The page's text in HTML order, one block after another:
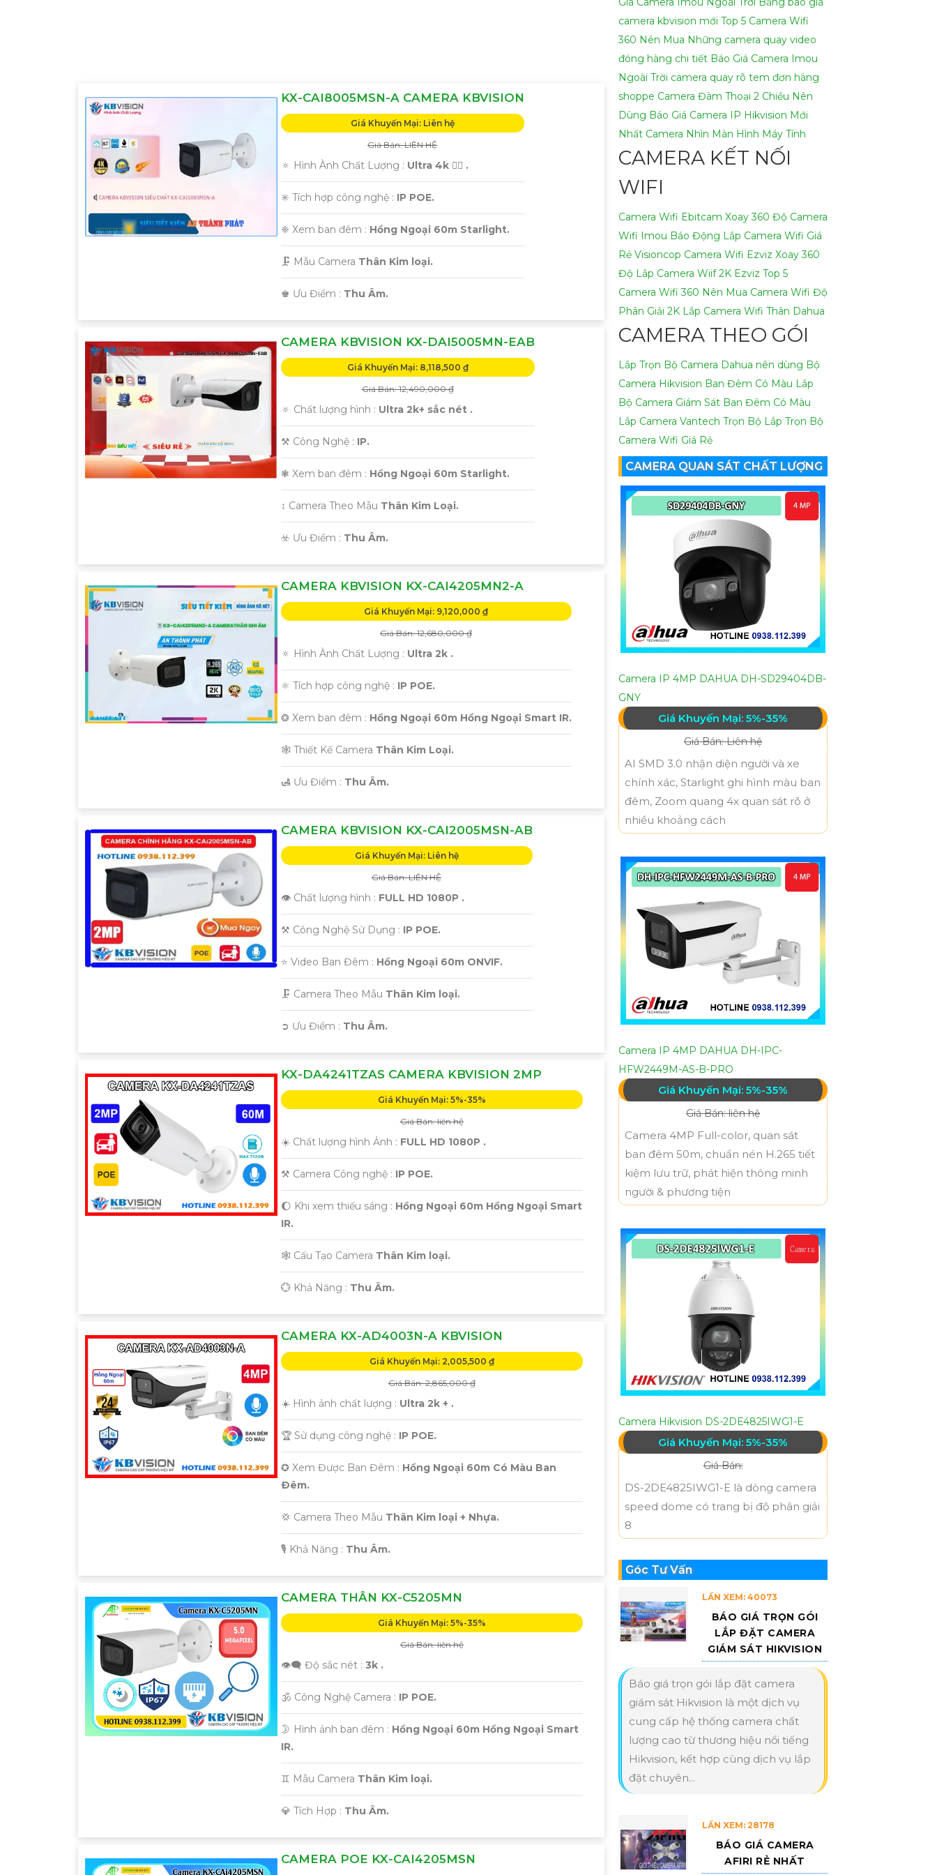
Nếu cần thêm bất kỳ thông tin hay sự điều chỉnh nào, hãy Cung cấp cho công trình biết để Từng công trình có thể hỗ trợ bạn tốt hơn.
KX-CAI8005MSN-A CAMERA KBVISION
Giá Khuyến Mại: Liên hệ
Giá Bán: LIÊN HỆ
🔅 Hình Ành Chất Lượng : Ultra 4k 👍🏾 .
✳️ Tích hợp công nghệ : IP POE.
❈ Xem ban đêm : Hồng Ngoại 60m Starlight.
🗜️ Mẫu Camera Thân Kim loại.
️♚ Ưu Điểm : Thu Âm.
CAMERA KBVISION KX-DAI5005MN-EAB
Giá Khuyến Mại: 8,118,500 ₫
Giá Bán: 12,490,000 ₫
🔅 Chất lượng hình : Ultra 2k+ sắc nét .
⚒ Công Nghệ : IP.
❃ Xem ban đêm : Hồng Ngoại 60m Starlight.
↕️ Camera Theo Mẫu Thân Kim Loại.
️☣️ Ưu Điểm : Thu Âm.
CAMERA KBVISION KX-CAI4205MN2-A
Giá Khuyến Mại: 9,120,000 ₫
Giá Bán: 12,680,000 ₫
🔅 Hình Ành Chất Lượng : Ultra 2k .
⚛️ Tích hợp công nghệ : IP POE.
❂ Xem ban đêm : Hồng Ngoại 60m Hồng Ngoại Smart IR.
🕸️ Thiết Kế Camera Thân Kim Loại.
️🛃 Ưu Điểm : Thu Âm.
CAMERA KBVISION KX-CAI2005MSN-AB
Giá Khuyến Mại: Liên hệ
Giá Bán: LIÊN HỆ
👁 Chất lượng hình : FULL HD 1080P .
⚒ Công Nghệ Sử Dụng : IP POE.
⭐ Video Ban Đêm : Hồng Ngoại 60m ONVIF.
🗜️ Camera Theo Mẫu Thân Kim loại.
️➲ Ưu Điểm : Thu Âm.
KX-DA4241TZAS CAMERA KBVISION 2MP
Giá Khuyến Mại: 5%-35%
Giá Bán: liên hệ
☀️ Chất lượng hình Ảnh : FULL HD 1080P .
⚒ Camera Công nghệ : IP POE.
🌔 Khi xem thiếu sáng : Hồng Ngoại 60m Hồng Ngoại Smart
IR.
🕸️ Cấu Tạo Camera Thân Kim loại.
️💮 Khả Năng : Thu Âm.
CAMERA KX-AD4003N-A KBVISION
Giá Khuyến Mại: 2,005,500 ₫
Giá Bán: 2,865,000 ₫
☀️ Hình ảnh chất lượng : Ultra 2k + .
🏆 Sử dụng công nghệ : IP POE.
✪ Xem Được Ban Đêm : Hồng Ngoại 60m Có Màu Ban
Ðêm.
💢 Camera Theo Mẫu Thân Kim loại + Nhựa.
️🎙 Khả Năng : Thu Âm.
CAMERA THÂN KX-C5205MN
Giá Khuyến Mại: 5%-35%
Giá Bán: liên hệ
👁️‍🗨 Độ sắc nét : 3k .
🕉️ Công Nghệ Camera : IP POE.
🌛 Hình ảnh ban đêm : Hồng Ngoại 60m Hồng Ngoại Smart
IR.
♊ Mẫu Camera Thân Kim loại.
️💎 Tích Hợp : Thu Âm.
CAMERA POE KX-CAI4205MSN
camera kbvision mới Top 5 Camera Wifi
360 Nên Mua Những camera quay video
đóng hàng chi tiết Báo Giá Camera Imou
Ngoài Trời camera quay rõ tem đơn hàng
shoppe Camera Đàm Thoại 2 Chiều Nên
Dùng Báo Giá Camera IP Hikvision Mới
Nhất Camera Nhìn Màn Hình Máy Tính
CAMERA KẾT NỐI
WIFI
Camera Wifi Ebitcam Xoay 360 Độ Camera
Wifi Imou Báo Động Lắp Camera Wifi Giá
Rẻ Visioncop Camera Wifi Ezviz Xoay 360
Độ Lắp Camera Wiif 2K Ezviz Top 5
Camera Wifi 360 Nên Mua Camera Wifi Độ
Phân Giải 2K Lắp Camera Wifi Thân Dahua
CAMERA THEO GÓI
Lắp Trọn Bộ Camera Dahua nên dùng Bộ
Camera Hikvision Ban Đêm Có Màu Lắp
Bộ Camera Giám Sát Ban Đêm Có Màu
Lắp Camera Vantech Trọn Bộ Lắp Trọn Bộ
Camera Wifi Giá Rẻ
CAMERA QUAN SÁT CHẤT LƯỢNG
Camera IP 4MP DAHUA DH-SD29404DB-
GNY
Giá Khuyến Mại: 5%-35%
Giá Bán: Liên hệ
AI SMD 3.0 nhận diện người và xe
chính xác, Starlight ghi hình màu ban
đêm, Zoom quang 4x quan sát rõ ở
nhiều khoảng cách
Camera IP 4MP DAHUA DH-IPC-
HFW2449M-AS-B-PRO
Giá Khuyến Mại: 5%-35%
Giá Bán: liên hệ
Camera 4MP Full-color, quan sát
ban đêm 50m, chuẩn nén H.265 tiết
kiệm lưu trữ, phát hiện thông minh
người & phương tiện
Camera Hikvision DS-2DE4825IWG1-E
Giá Khuyến Mại: 5%-35%
Giá Bán:
DS-2DE4825IWG1-E là dòng camera
speed dome có trang bị độ phân giải
8
Góc Tư Vấn
LẦN XEM: 40073
BÁO GIÁ TRỌN GÓI
LẮP ĐẶT CAMERA
GIÁM SÁT HIKVISION
Báo giá trọn gói lắp đặt camera
giám sát Hikvision là một dịch vụ
cung cấp hệ thống camera chất
lượng cao từ thương hiệu nổi tiếng
Hikvision, kết hợp cùng dịch vụ lắp
đặt chuyên...
LẦN XEM: 28178
BÁO GIÁ CAMERA
AFIRI RẺ NHẤT